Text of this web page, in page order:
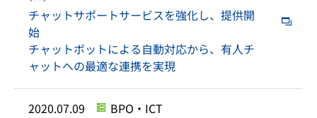
チャットサポートサービスを強化し、提供開
始
チャットボットによる自動対応から、有人チ
ャットへの最適な連携を実現
2020.07.09
BPO・ICT